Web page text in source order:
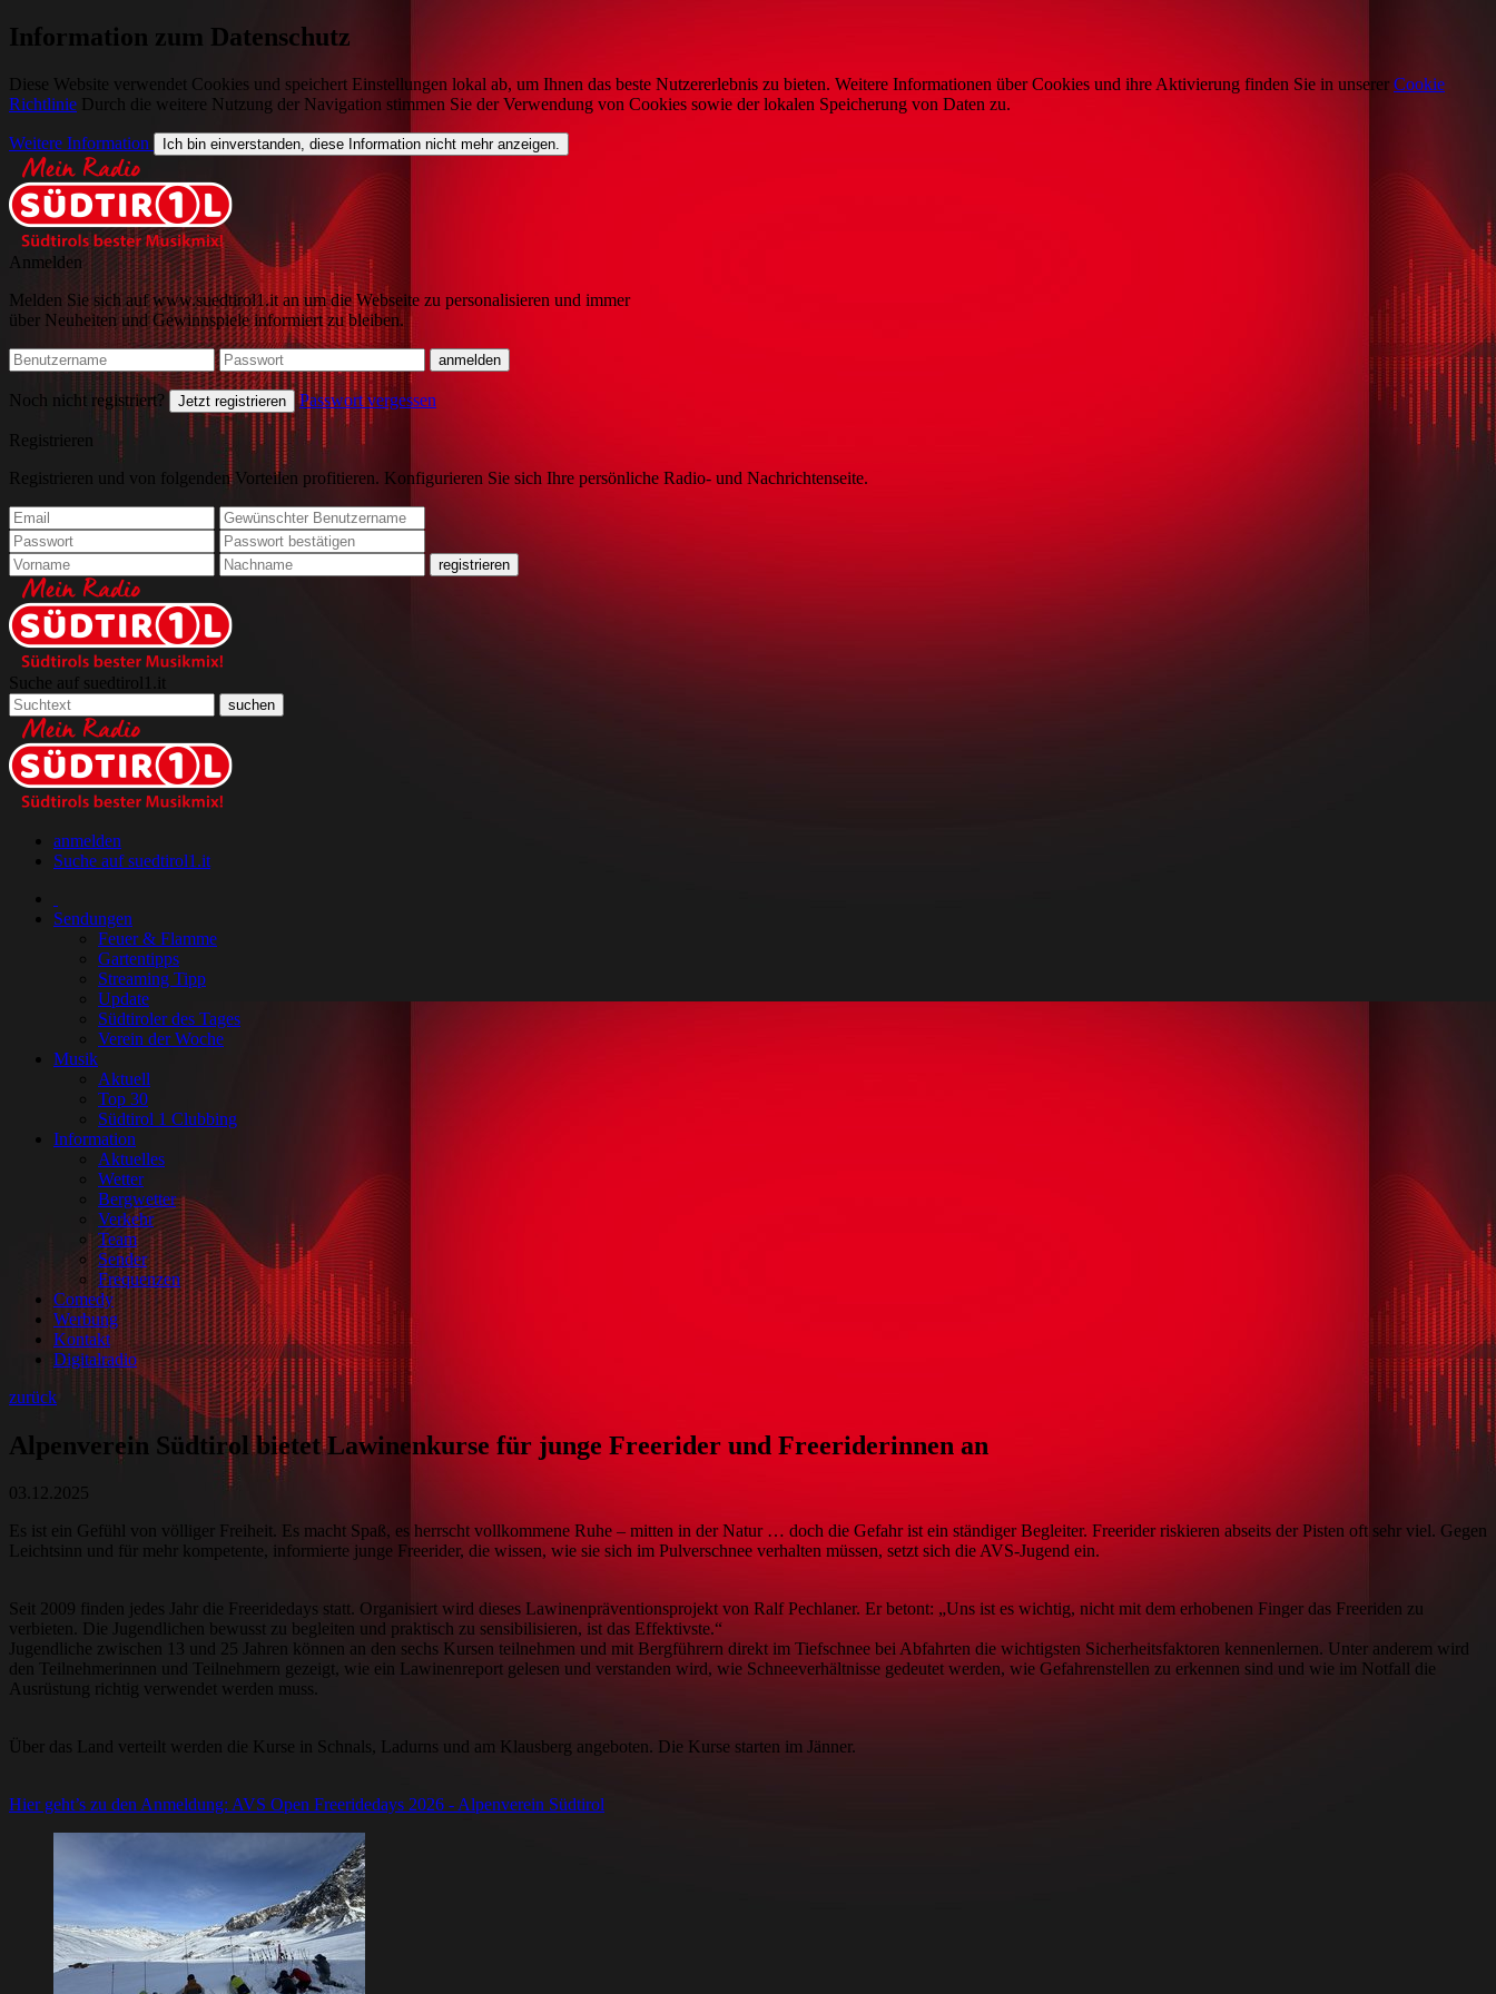
Information zum Datenschutz
Diese Website verwendet Cookies und speichert Einstellungen lokal ab, um Ihnen das beste Nutzererlebnis zu bieten. Weitere Informationen über Cookies und ihre Aktivierung finden Sie in unserer Cookie
Richtlinie Durch die weitere Nutzung der Navigation stimmen Sie der Verwendung von Cookies sowie der lokalen Speicherung von Daten zu.
Weitere Information Ich bin einverstanden, diese Information nicht mehr anzeigen.
Anmelden
Melden Sie sich auf www.suedtirol1.it an um die Webseite zu personalisieren und immer
über Neuheiten und Gewinnspiele informiert zu bleiben.
Noch nicht registriert? Jetzt registrieren Passwort vergessen
Registrieren
Registrieren und von folgenden Vorteilen profitieren. Konfigurieren Sie sich Ihre persönliche Radio- und Nachrichtenseite.
Suche auf suedtirol1.it
anmelden
Suche auf suedtirol1.it
Sendungen
Feuer & Flamme
Gartentipps
Streaming Tipp
Update
Südtiroler des Tages
Verein der Woche
Musik
Aktuell
Top 30
Südtirol 1 Clubbing
Information
Aktuelles
Wetter
Bergwetter
Verkehr
Team
Sender
Frequenzen
Comedy
Werbung
Kontakt
Digitalradio
zurück
Alpenverein Südtirol bietet Lawinenkurse für junge Freerider und Freeriderinnen an
03.12.2025
Es ist ein Gefühl von völliger Freiheit. Es macht Spaß, es herrscht vollkommene Ruhe – mitten in der Natur … doch die Gefahr ist ein ständiger Begleiter. Freerider riskieren abseits der Pisten oft sehr viel. Gegen
Leichtsinn und für mehr kompetente, informierte junge Freerider, die wissen, wie sie sich im Pulverschnee verhalten müssen, setzt sich die AVS-Jugend ein.
Seit 2009 finden jedes Jahr die Freeridedays statt. Organisiert wird dieses Lawinenpräventionsprojekt von Ralf Pechlaner. Er betont: „Uns ist es wichtig, nicht mit dem erhobenen Finger das Freeriden zu
verbieten. Die Jugendlichen bewusst zu begleiten und praktisch zu sensibilisieren, ist das Effektivste.“
Jugendliche zwischen 13 und 25 Jahren können an den sechs Kursen teilnehmen und mit Bergführern direkt im Tiefschnee bei Abfahrten die wichtigsten Sicherheitsfaktoren kennenlernen. Unter anderem wird
den Teilnehmerinnen und Teilnehmern gezeigt, wie ein Lawinenreport gelesen und verstanden wird, wie Schneeverhältnisse gedeutet werden, wie Gefahrenstellen zu erkennen sind und wie im Notfall die
Ausrüstung richtig verwendet werden muss.
Über das Land verteilt werden die Kurse in Schnals, Ladurns und am Klausberg angeboten. Die Kurse starten im Jänner.
Hier geht’s zu den Anmeldung: AVS Open Freeridedays 2026 - Alpenverein Südtirol